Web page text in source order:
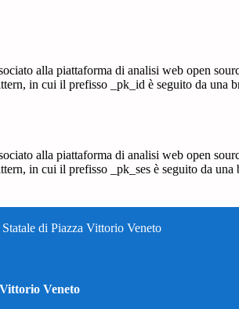
alla piattaforma di analisi web open
in cui il prefisso _pk_id è seguito da
alla piattaforma di analisi web open
in cui il prefisso _pk_ses è seguito da
di Piazza Vittorio Veneto
Veneto